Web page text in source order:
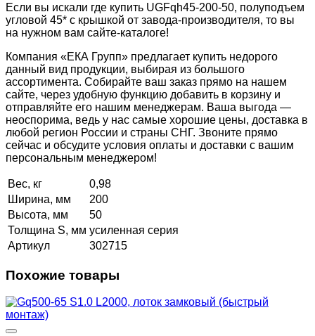
Если вы искали где купить UGFqh45-200-50, полуподъем
угловой 45* с крышкой от завода-производителя, то вы
на нужном вам сайте-каталоге!
Компания «ЕКА Групп» предлагает купить недорого
данный вид продукции, выбирая из большого
ассортимента. Собирайте ваш заказ прямо на нашем
сайте, через удобную функцию добавить в корзину и
отправляйте его нашим менеджерам. Ваша выгода —
неоспорима, ведь у нас самые хорошие цены, доставка в
любой регион России и страны СНГ. Звоните прямо
сейчас и обсудите условия оплаты и доставки с вашим
персональным менеджером!
Вес, кг
0,98
Ширина, мм
200
Высота, мм
50
Толщина S, мм усиленная серия
Артикул
302715
Похожие товары